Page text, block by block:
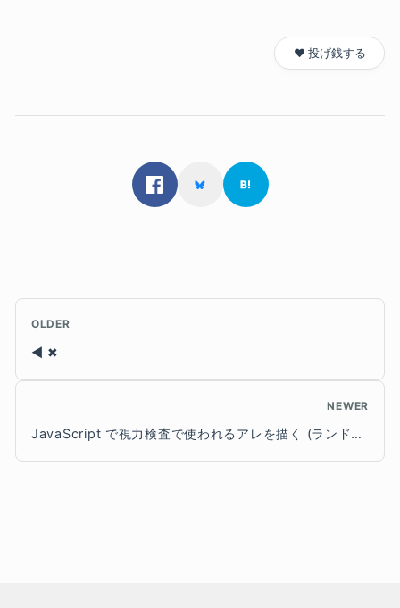
❤️ 投げ銭する
OLDER
✖
NEWER
JavaScript で視力検査で使われるアレを描く (ランドルト環)